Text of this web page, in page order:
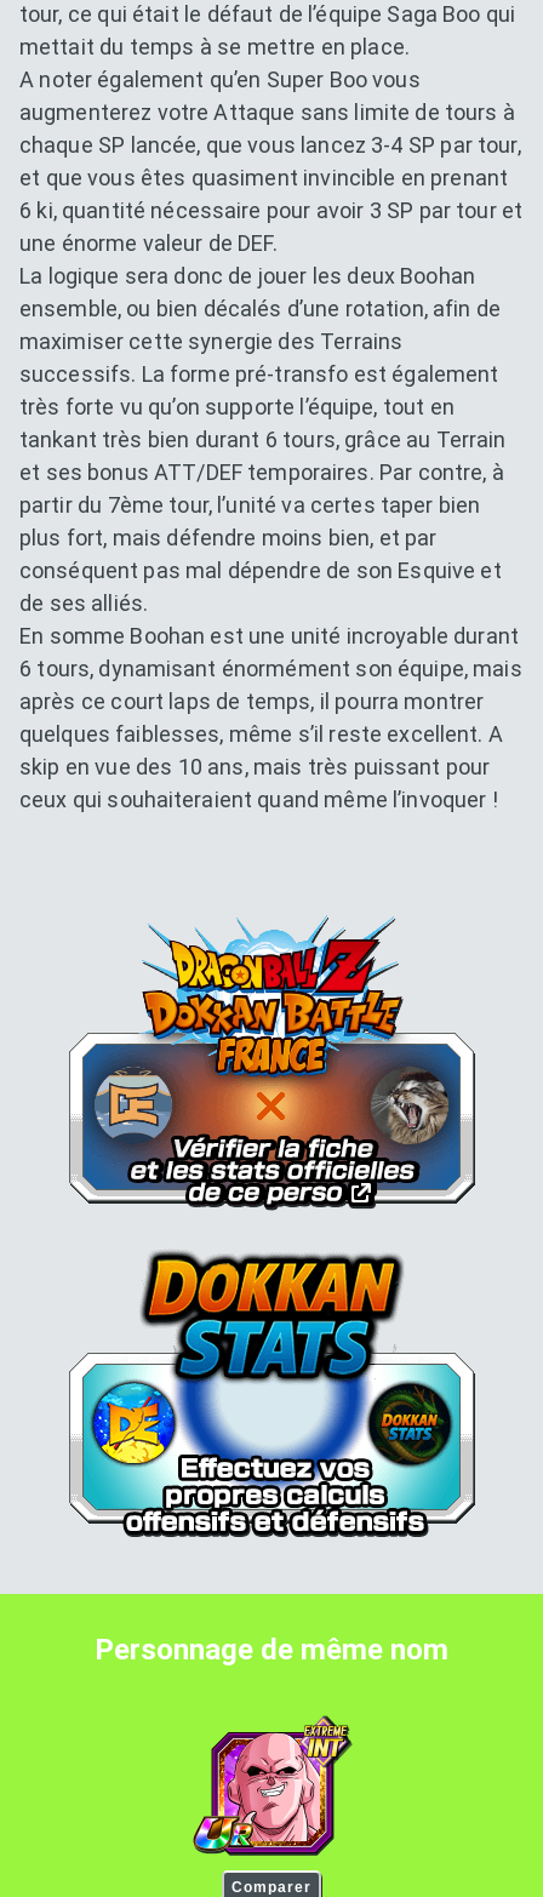
tour, ce qui était le défaut de l’équipe Saga Boo qui
mettait du temps à se mettre en place.
A noter également qu’en Super Boo vous
augmenterez votre Attaque sans limite de tours à
chaque SP lancée, que vous lancez 3-4 SP par tour,
et que vous êtes quasiment invincible en prenant
6 ki, quantité nécessaire pour avoir 3 SP par tour et
une énorme valeur de DEF.
La logique sera donc de jouer les deux Boohan
ensemble, ou bien décalés d’une rotation, afin de
maximiser cette synergie des Terrains
successifs. La forme pré-transfo est également
très forte vu qu’on supporte l’équipe, tout en
tankant très bien durant 6 tours, grâce au Terrain
et ses bonus ATT/DEF temporaires. Par contre, à
partir du 7ème tour, l’unité va certes taper bien
plus fort, mais défendre moins bien, et par
conséquent pas mal dépendre de son Esquive et
de ses alliés.
En somme Boohan est une unité incroyable durant
6 tours, dynamisant énormément son équipe, mais
après ce court laps de temps, il pourra montrer
quelques faiblesses, même s’il reste excellent. A
skip en vue des 10 ans, mais très puissant pour
ceux qui souhaiteraient quand même l’invoquer !
Dokkan Essentials x Dragon
Personnage de même nom
Comparer
Boo (Son Gohan Ultime)